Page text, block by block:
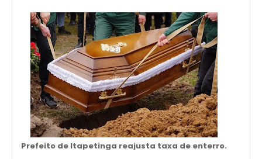
Prefeito de Itapetinga reajusta taxa de enterro.